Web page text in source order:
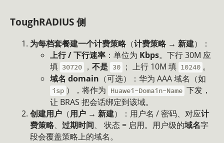
ToughRADIUS 侧
为每档套餐建一个计费策略 （计费策略 → 新建）：
上行 / 下行速率 ：单位为 Kbps。下行 30M 应
填 30720 ，不是 30 ； 上行 10M 填 10240 。
域名 domain （可选）：华为 AAA 域名（如
isp ），将作为 Huawei-Domain-Name 下发，
让 BRAS 把会话绑定到该域。
创建用户 （用户 → 新建）：用户名 / 密码、对应计
费策略、 过期时间、 状态 = 启用。用户级的域名字
段会覆盖策略上的域名。